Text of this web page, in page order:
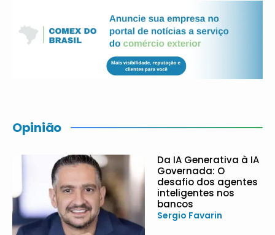
Opinião
Da IA Generativa à IA
Governada: O
desafio dos agentes
inteligentes nos
bancos
Sergio Favarin